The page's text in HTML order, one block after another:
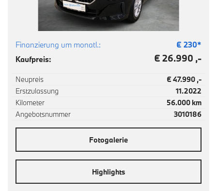
Finanzierung um monatl.: € 230*
Kaufpreis:
€ 26.990 ,-
Neupreis
€ 47.990 ,-
Erstzulassung
11.2022
Kilometer
56.000 km
Angebotsnummer
3010186
Fotogalerie
Highlights